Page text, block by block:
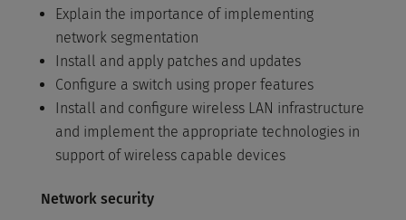
Explain the importance of implementing
network segmentation
Install and apply patches and updates
Configure a switch using proper features
Install and configure wireless LAN infrastructure
and implement the appropriate technologies in
support of wireless capable devices
Network security